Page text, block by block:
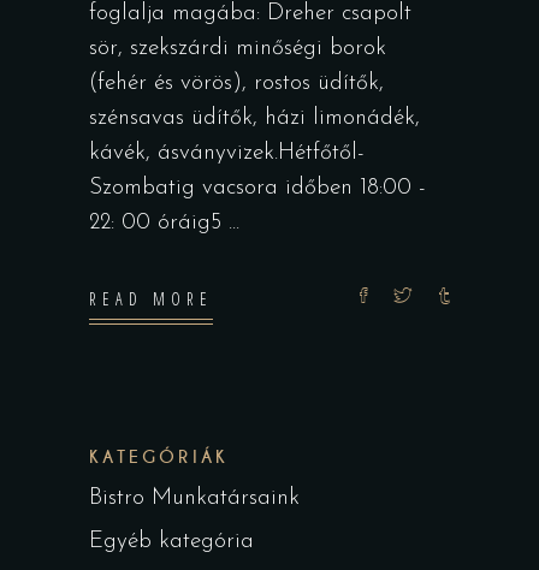
foglalja magába: Dreher csapolt
sör, szekszárdi minőségi borok
(fehér és vörös), rostos üdítők,
szénsavas üdítők, házi limonádék,
kávék, ásványvizek.Hétfőtől-
Szombatig vacsora időben 18:00 -
22: 00 óráig5
READ MORE
KATEGÓRIÁK
Bistro Munkatársaink
Egyéb kategória